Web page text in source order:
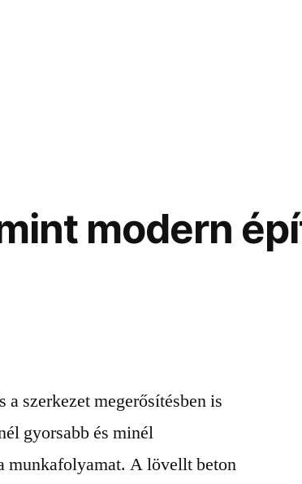
modern
szerkezet megerősítésben is
gyorsabb és minél
munkafolyamat. A lövellt beton